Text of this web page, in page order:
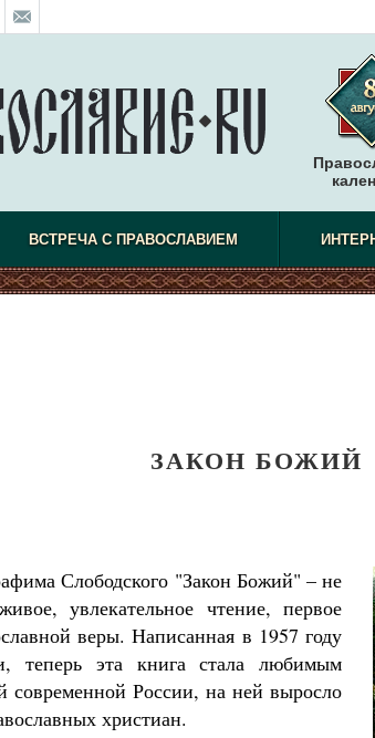
ВСТРЕЧА С ПРАВОСЛАВИЕМ
ЗАКОН БОЖИЙ
Слободского "Закон Божий" – не
увлекательное чтение, первое
веры. Написанная в 1957 году
теперь эта книга стала любимым
современной России, на ней выросло
христиан.